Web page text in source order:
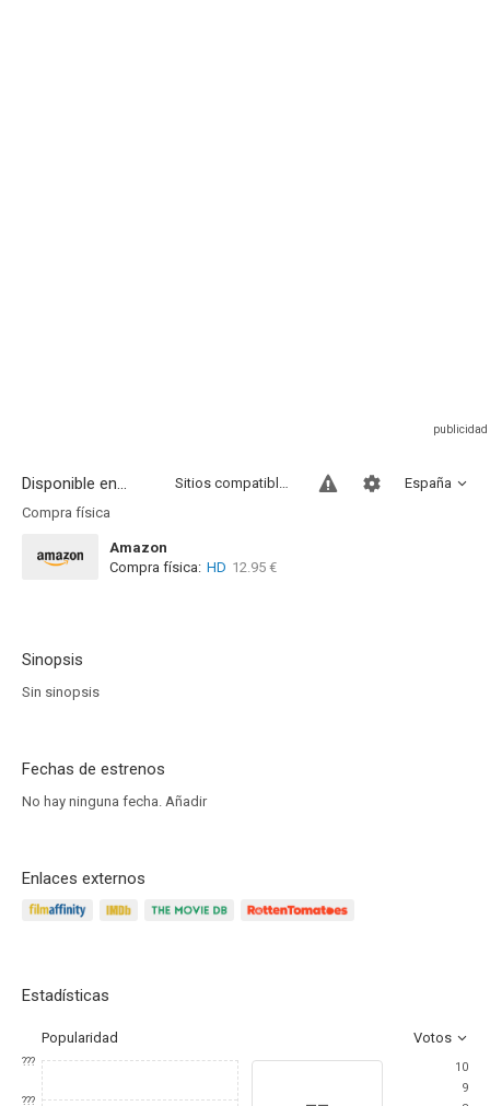
Disponible en... España
Sitios compatibles
Compra física
Amazon
Compra física: HD 12.95 €
Sinopsis
Sin sinopsis
Fechas de estrenos
No hay ninguna fecha. Añadir
Enlaces externos
Estadísticas
Popularidad Votos
???
???
10
9